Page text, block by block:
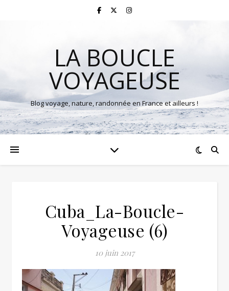
LA BOUCLE
VOYAGEUSE
Blog voyage, nature, randonnée en France et ailleurs !
Cuba_La-Boucle-
Voyageuse (6)
10 juin 2017